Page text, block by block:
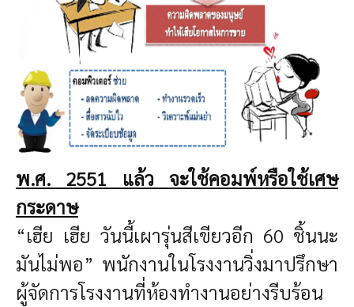
พ.ศ. 2551 แล้ว จะใช้คอมพ์หรือใช้เศษ
กระดาษ
“เฮีย เฮีย วันนี้เผารุ่นสีเขียวอีก 60 ชิ้นนะ
มันไม่พอ” พนักงานในโรงงานวิ่งมาปรึกษา
ผู้จัดการโรงงานที่ห้องทำงานอย่างรีบร้อน